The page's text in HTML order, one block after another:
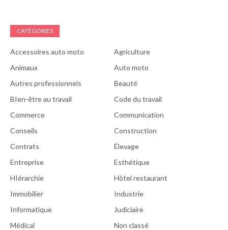
CATÉGORIES
Accessoires auto moto
Agriculture
Animaux
Auto moto
Autres professionnels
Beauté
BIen-être au travail
Code du travail
Commerce
Communication
Conseils
Construction
Contrats
Élevage
Entreprise
Esthétique
HIérarchie
Hôtel restaurant
Immobilier
Industrie
Informatique
Judiciaire
Médical
Non classé